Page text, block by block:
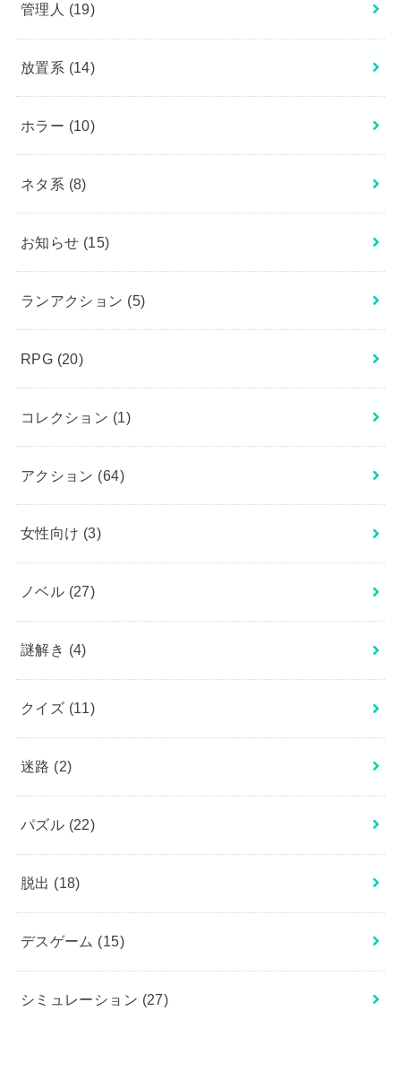
管理人 (19)
放置系 (14)
ホラー (10)
ネタ系 (8)
お知らせ (15)
ランアクション (5)
RPG (20)
コレクション (1)
アクション (64)
女性向け (3)
ノベル (27)
謎解き (4)
クイズ (11)
迷路 (2)
パズル (22)
脱出 (18)
デスゲーム (15)
シミュレーション (27)